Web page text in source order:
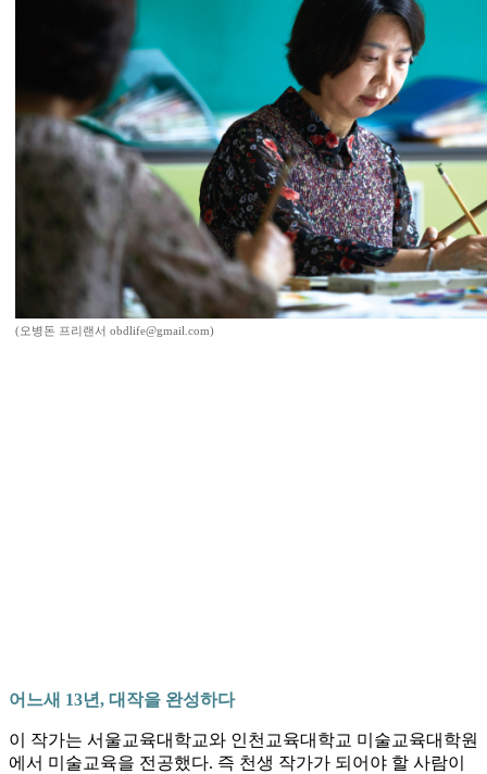
(오병돈 프리랜서 obdlife@gmail.com)
어느새 13년, 대작을 완성하다
이 작가는 서울교육대학교와 인천교육대학교 미술교육대학원
에서 미술교육을 전공했다. 즉 천생 작가가 되어야 할 사람이